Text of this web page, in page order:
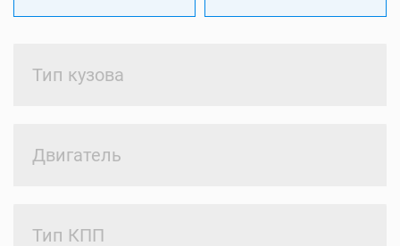
Тип кузова
Двигатель
Тип КПП